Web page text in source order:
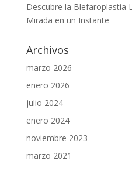
Descubre la Blefaroplastia
Mirada en un Instante
Archivos
marzo 2026
enero 2026
julio 2024
enero 2024
noviembre 2023
marzo 2021